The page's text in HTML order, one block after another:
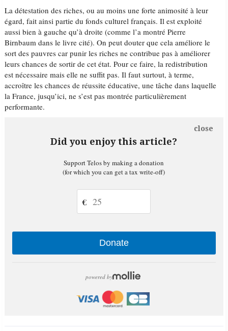
La détestation des riches, ou au moins une forte animosité à leur
égard, fait ainsi partie du fonds culturel français. Il est exploité
aussi bien à gauche qu’à droite (comme l’a montré Pierre
Birnbaum dans le livre cité). On peut douter que cela améliore le
sort des pauvres car punir les riches ne contribue pas à améliorer
leurs chances de sortir de cet état. Pour ce faire, la redistribution
est nécessaire mais elle ne suffit pas. Il faut surtout, à terme,
accroître les chances de réussite éducative, une tâche dans laquelle
la France, jusqu’ici, ne s’est pas montrée particulièrement
performante.
Did you enjoy this article?
close
Support Telos by making a donation
(for which you can get a tax write-off)
€
Donate
powered by